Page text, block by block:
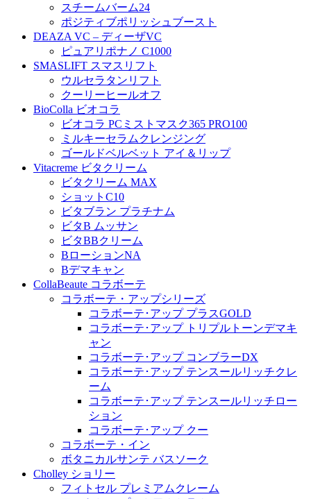
スチームバーム24
ポジティブポリッシュブースト
DEAZA VC – ディーザVC
ピュアリポナノ C1000
SMASLIFT スマスリフト
ウルセラタンリフト
クーリーヒールオフ
BioColla ビオコラ
ビオコラ PCミストマスク365 PRO100
ミルキーセラムクレンジング
ゴールドベルベット アイ＆リップ
Vitacreme ビタクリーム
ビタクリーム MAX
ショットC10
ビタブラン プラチナム
ビタB ムッサン
ビタBBクリーム
BローションNA
Bデマキャン
CollaBeaute コラボーテ
コラボーテ・アップシリーズ
コラボーテ･アップ プラスGOLD
コラボーテ･アップ トリプルトーンデマキ
ャン
コラボーテ･アップ コンブラーDX
コラボーテ･アップ テンスールリッチクレ
ーム
コラボーテ･アップ テンスールリッチロー
ション
コラボーテ･アップ クー
コラボーテ・イン
ボタニカルサンテ バスソーク
Cholley ショリー
フィトセル プレミアムクレーム